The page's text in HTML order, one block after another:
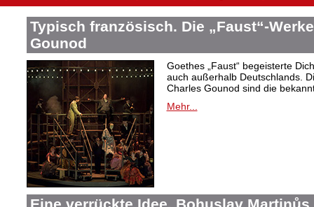
Typisch französisch. Die „Faust“-
Gounod
Goethes „Faust“ begeisterte
auch außerhalb Deutschlands.
Charles Gounod sind die
Mehr...